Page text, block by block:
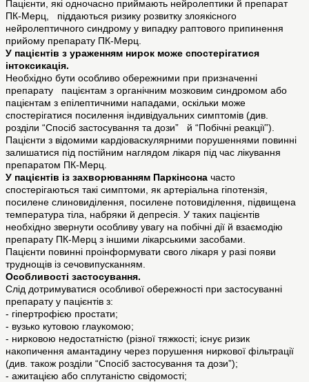
Пацієнти, які одночасно приймають нейролептики й препарат
ПК-Мерц, піддаються ризику розвитку злоякісного
нейролептичного синдрому у випадку раптового припинення
прийому препарату ПК-Мерц.
У пацієнтів з ураженням нирок може спостерігатися
інтоксикація.
Необхідно бути особливо обережними при призначенні
препарату пацієнтам з органічним мозковим синдромом або
пацієнтам з епілептичними нападами, оскільки може
спостерігатися посилення індивідуальних симптомів (див.
розділи “Спосіб застосування та дози” й “Побічні реакції”).
Пацієнти з відомими кардіоваскулярними порушеннями повинні
залишатися під постійним наглядом лікаря під час лікування
препаратом ПК-Мерц.
У пацієнтів із захворюванням Паркінсона часто
спостерігаються такі симптоми, як артеріальна гіпотензія,
посилене слиновиділення, посилене потовиділення, підвищена
температура тіла, набряки й депресія. У таких пацієнтів
необхідно звернути особливу увагу на побічні дії й взаємодію
препарату ПК-Мерц з іншими лікарськими засобами.
Пацієнти повинні проінформувати свого лікаря у разі появи
труднощів із сечовипусканням.
Особливості застосування.
Слід дотримуватися особливої обережності при застосуванні
препарату у пацієнтів з:
- гіпертрофією простати;
- вузько кутовою глаукомою;
- нирковою недостатністю (різної тяжкості; існує ризик
накопичення амантадину через порушення ниркової фільтрації
(див. також розділи “Спосіб застосування та дози”);
- ажитацією або сплутаністю свідомості;